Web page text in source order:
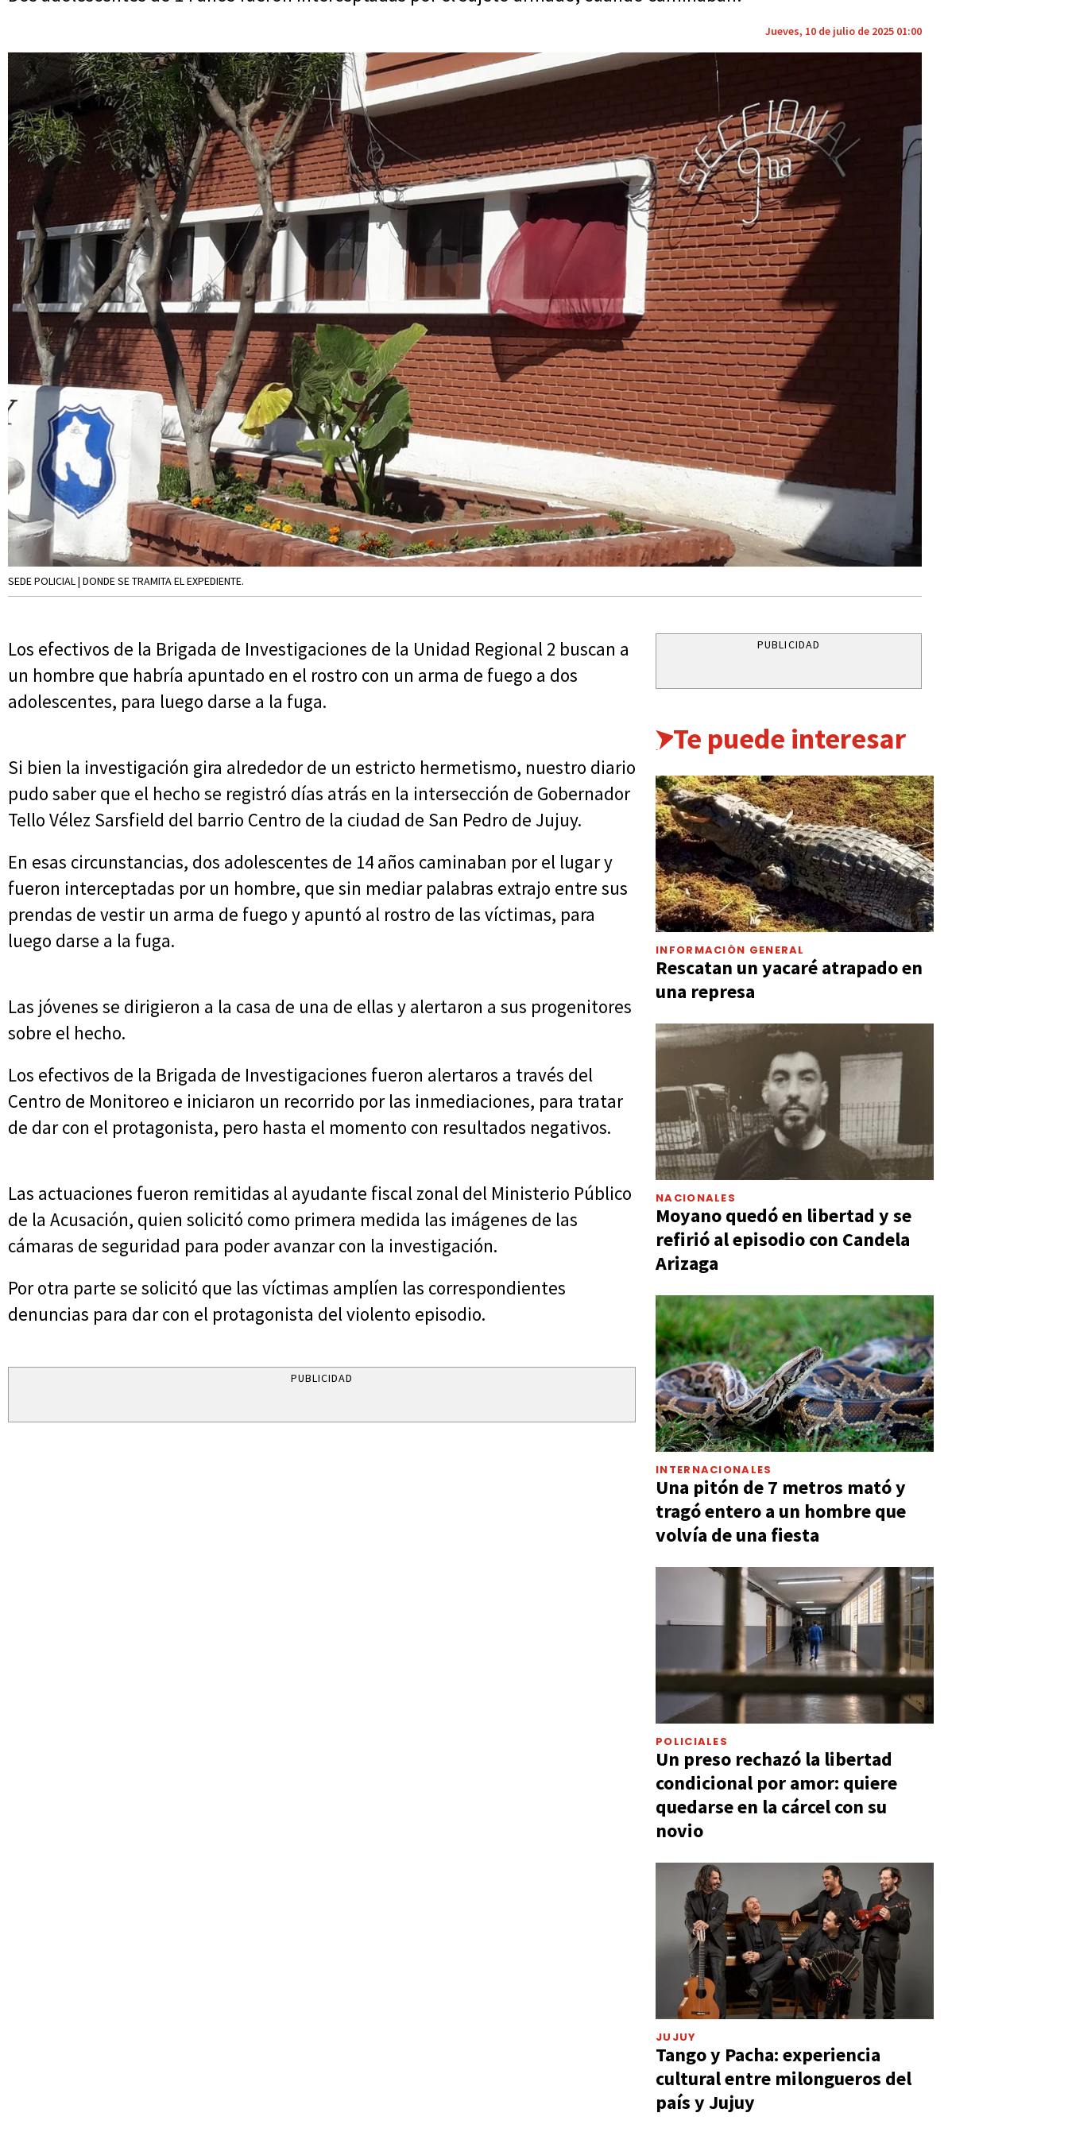
Jueves, 10 de julio de 2025 01:00
SEDE POLICIAL | DONDE SE TRAMITA EL EXPEDIENTE.
Los efectivos de la Brigada de Investigaciones de la Unidad Regional 2 buscan a
un hombre que habría apuntado en el rostro con un arma de fuego a dos
adolescentes, para luego darse a la fuga.
Si bien la investigación gira alrededor de un estricto hermetismo, nuestro diario
pudo saber que el hecho se registró días atrás en la intersección de Gobernador
Tello Vélez Sarsfield del barrio Centro de la ciudad de San Pedro de Jujuy.
En esas circunstancias, dos adolescentes de 14 años caminaban por el lugar y
fueron interceptadas por un hombre, que sin mediar palabras extrajo entre sus
prendas de vestir un arma de fuego y apuntó al rostro de las víctimas, para
luego darse a la fuga.
Las jóvenes se dirigieron a la casa de una de ellas y alertaron a sus progenitores
sobre el hecho.
Los efectivos de la Brigada de Investigaciones fueron alertaros a través del
Centro de Monitoreo e iniciaron un recorrido por las inmediaciones, para tratar
de dar con el protagonista, pero hasta el momento con resultados negativos.
Las actuaciones fueron remitidas al ayudante fiscal zonal del Ministerio Público
de la Acusación, quien solicitó como primera medida las imágenes de las
cámaras de seguridad para poder avanzar con la investigación.
Por otra parte se solicitó que las víctimas amplíen las correspondientes
denuncias para dar con el protagonista del violento episodio.
PUBLICIDAD
PUBLICIDAD
Te puede interesar
INFORMACIÓN GENERAL
Rescatan un yacaré atrapado en
una represa
NACIONALES
Moyano quedó en libertad y se
refirió al episodio con Candela
Arizaga
INTERNACIONALES
Una pitón de 7 metros mató y
tragó entero a un hombre que
volvía de una fiesta
POLICIALES
Un preso rechazó la libertad
condicional por amor: quiere
quedarse en la cárcel con su
novio
JUJUY
Tango y Pacha: experiencia
cultural entre milongueros del
país y Jujuy